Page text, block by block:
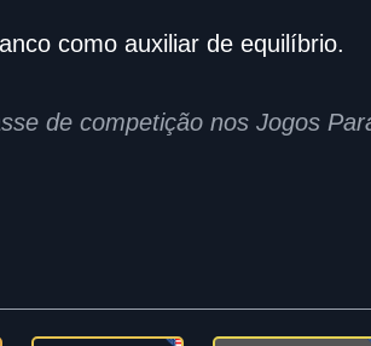
como auxiliar de equilíbrio.
de competição nos Jogos